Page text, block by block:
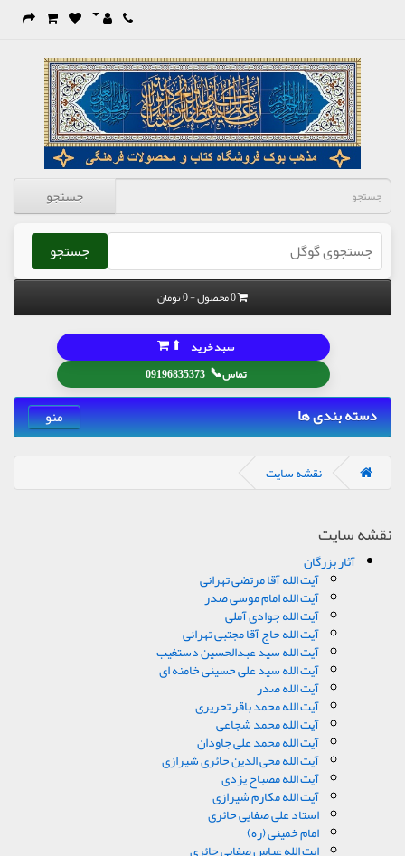
جستجو
جستجو
0 محصول - 0 تومان
تماس📞
09196835373
سبد خرید ⬆
دسته بندی ها منو
نقشه سایت
نقشه سایت
آثار بزرگان
آیت الله آقا مرتضی تهرانی
آیت الله امام موسی صدر
آیت الله جوادی آملی
آیت الله حاج آقا مجتبی تهرانی
آیت الله سید عبدالحسین دستغیب
آیت الله سید علی حسینی خامنه ای
آیت الله صدر
آیت الله محمد باقر تحریری
آیت الله محمد شجاعی
آیت الله محمد علی جاودان
آیت الله محی الدین حائری شیرازی
آیت الله مصباح یزدی
آیت الله مکارم شیرازی
استاد علی صفایی حائری
امام خمینی (ره)
ایت الله عباس صفایی حائری